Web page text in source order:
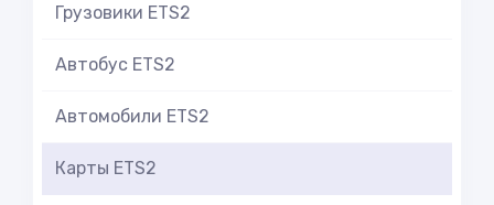
Грузовики ETS2
Автобус ETS2
Автомобили ETS2
Карты ETS2